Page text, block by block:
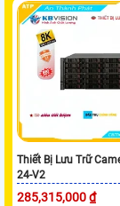
Thiết Bị Lưu Trữ
24-V2
285,315,000 ₫